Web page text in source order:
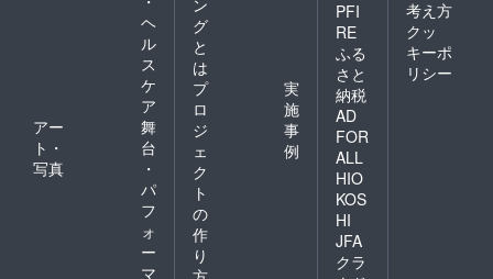
ヘ
ル
ス
ケ
ア
アー
ト・
写真
舞
台
・
パ
フ
ォ
ー
マ
ン
グ
と
は
プ
ロ
ジ
ェ
ク
ト
の
作
り
実
施
事
例
PFI
RE
ふる
さと
納税
AD
FOR
ALL
HIO
KOS
HI
JFA
クラ
考え方
クッ
キーポ
リシー